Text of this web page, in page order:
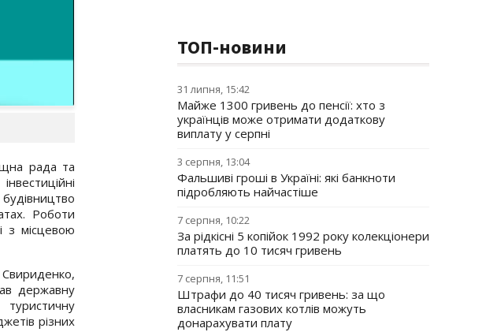
рада та
Роботи
з місцевою
Свириденко,
державну
різних
ТОП-новини
31 липня, 15:42
Майже 1300 гривень до пенсії: хто з
українців може отримати додаткову
виплату у серпні
3 серпня, 13:04
Фальшиві гроші в Україні: які банкноти
підробляють найчастіше
7 серпня, 10:22
За рідкісні 5 копійок 1992 року колекціонери
платять до 10 тисяч гривень
7 серпня, 11:51
Штрафи до 40 тисяч гривень: за що
власникам газових котлів можуть
донарахувати плату